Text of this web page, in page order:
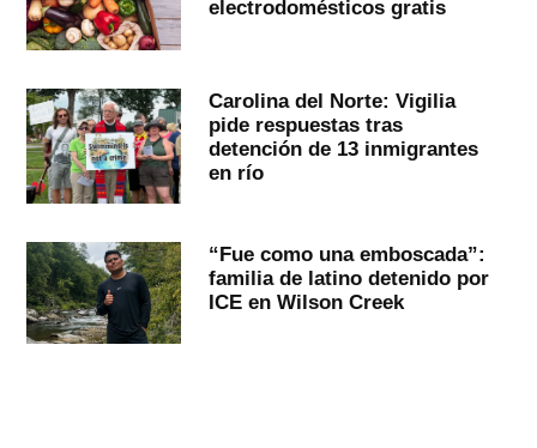
electrodomésticos gratis
Carolina del Norte: Vigilia
pide respuestas tras
detención de 13 inmigrantes
en río
“Fue como una emboscada”:
familia de latino detenido por
ICE en Wilson Creek